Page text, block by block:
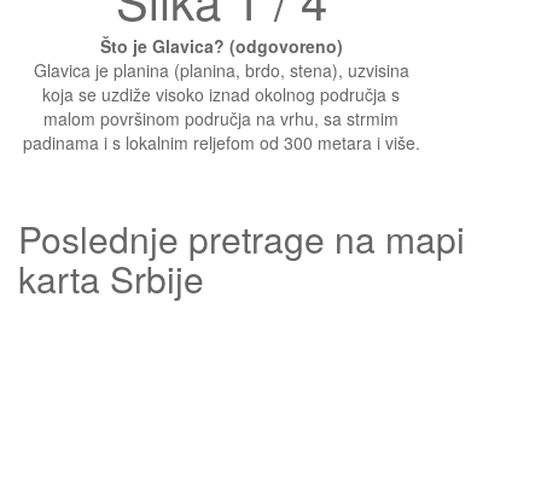
Što je Glavica? (odgovoreno)
Glavica je planina (planina, brdo, stena), uzvisina
koja se uzdiže visoko iznad okolnog područja s
malom površinom područja na vrhu, sa strmim
padinama i s lokalnim reljefom od 300 metara i više.
Poslednje pretrage na mapi
karta Srbije